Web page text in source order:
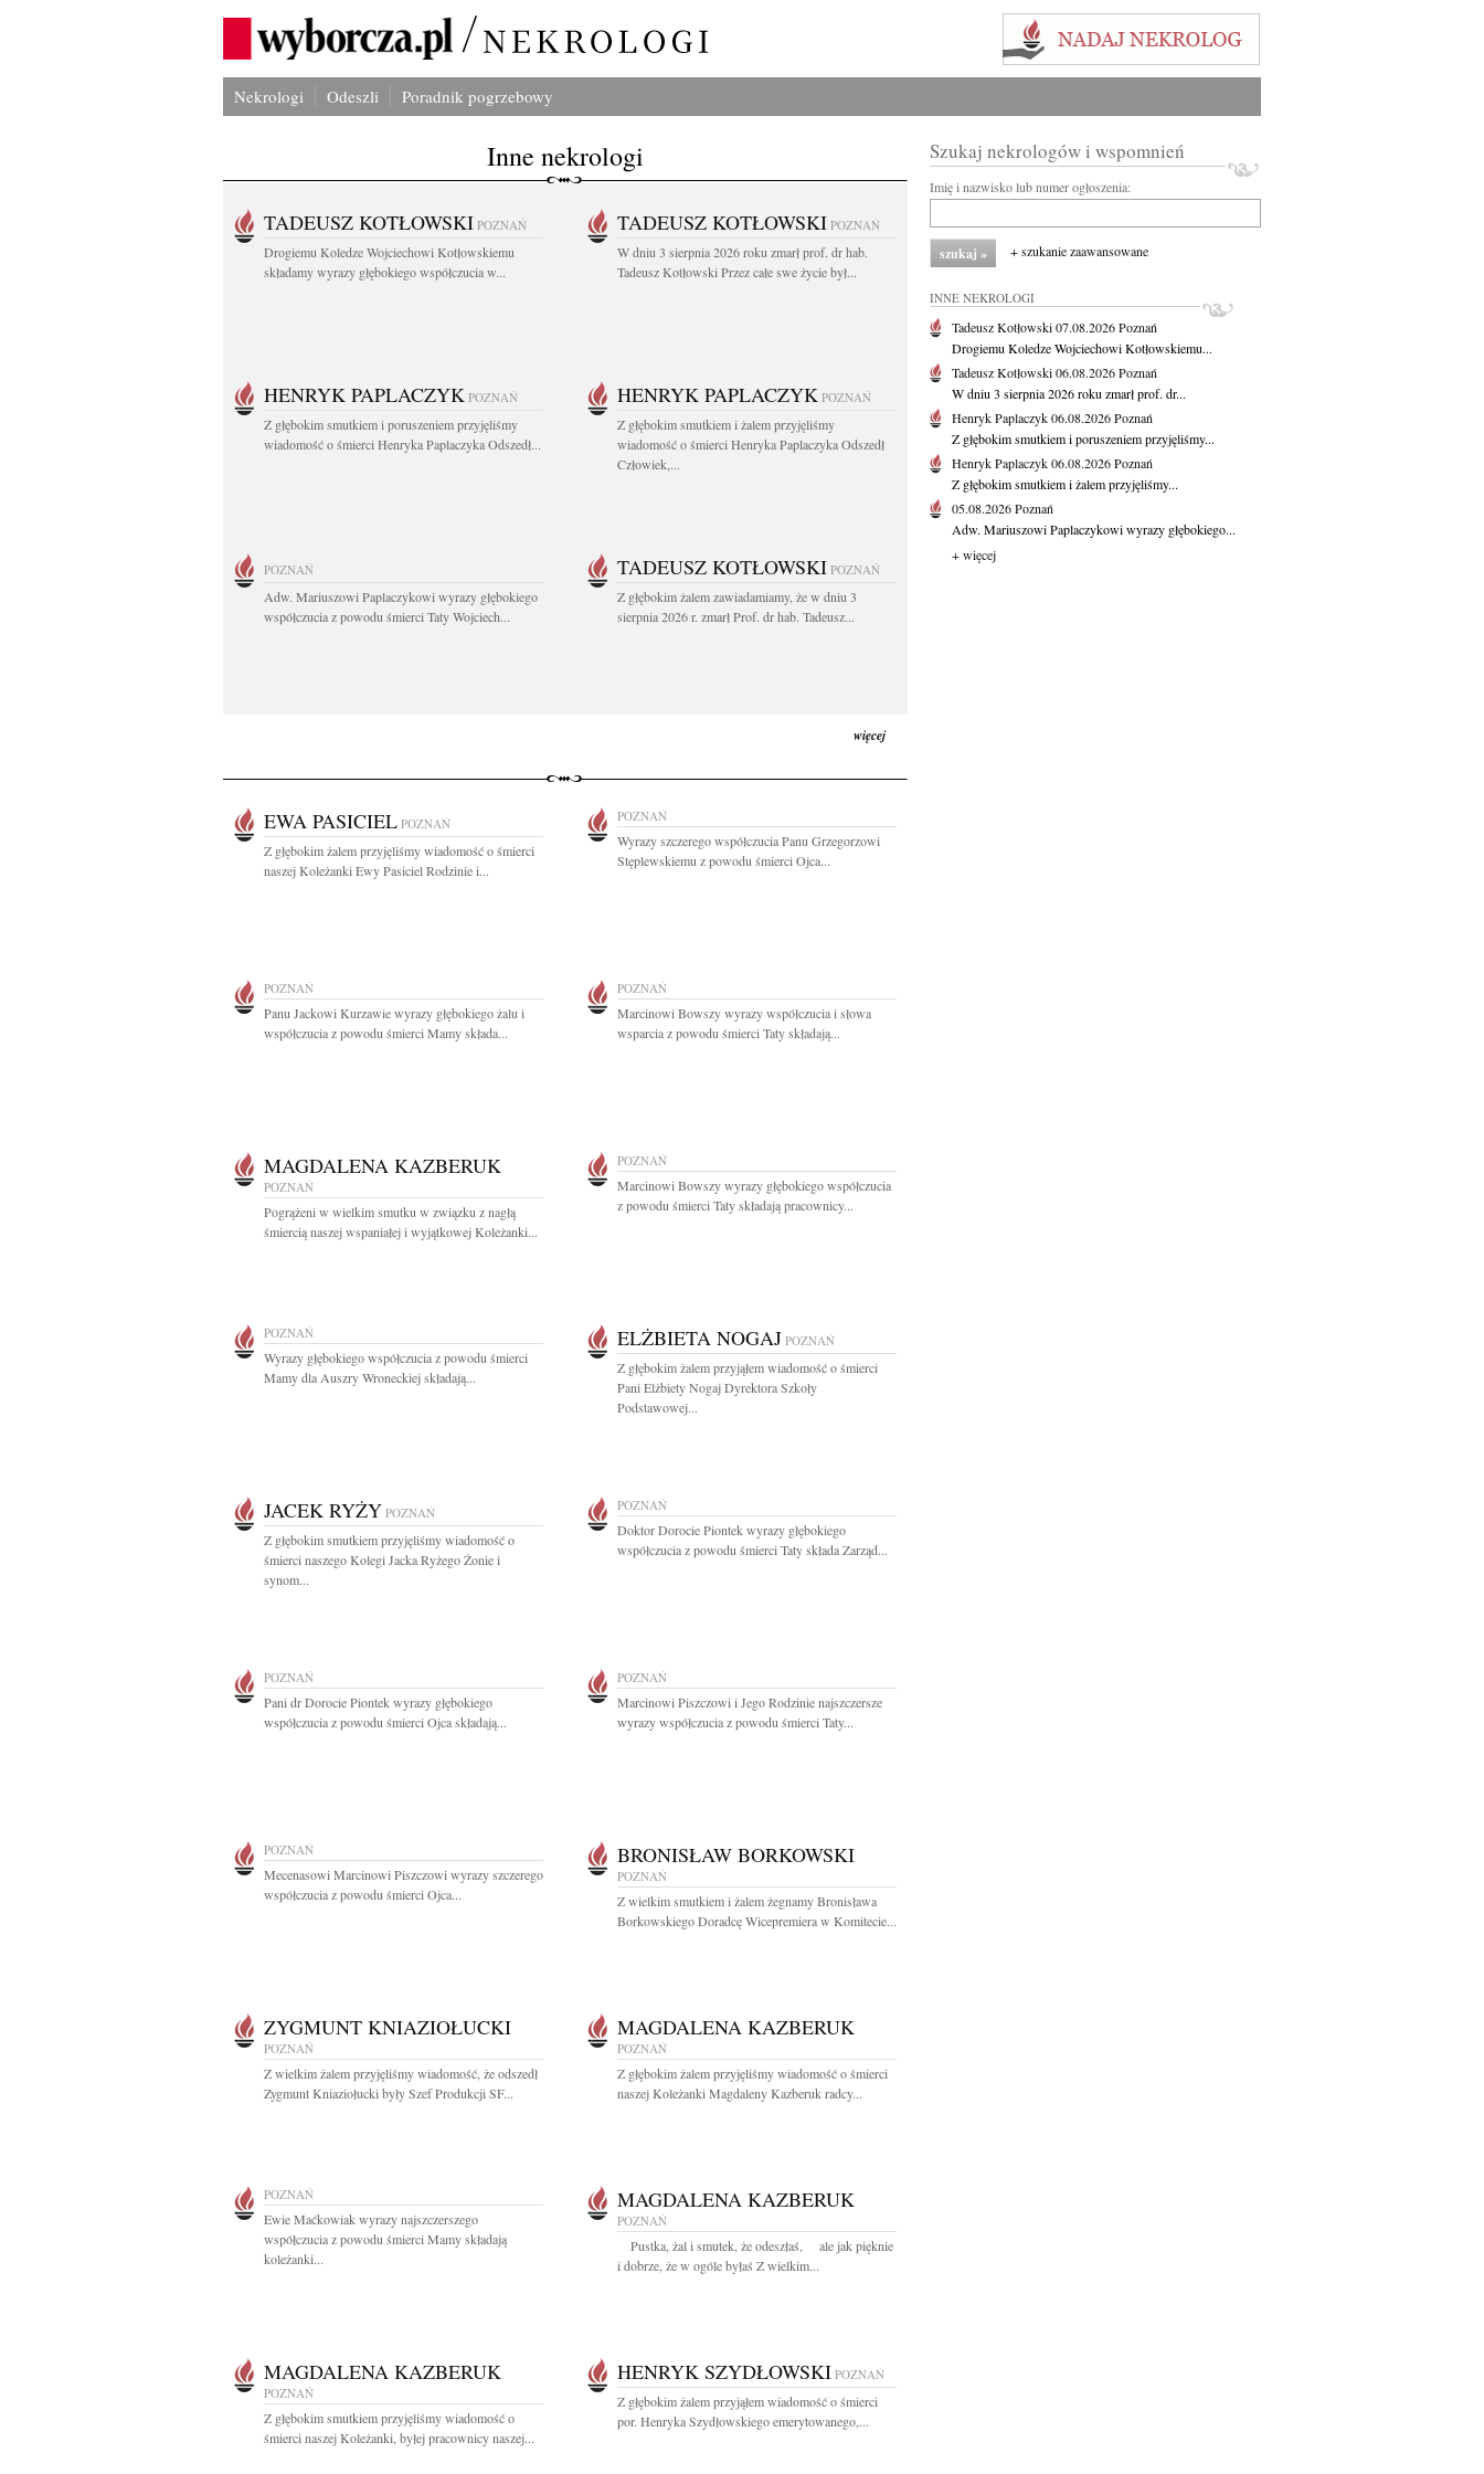
Nekrologi Odeszli Poradnik pogrzebowy
Inne nekrologi
TADEUSZ KOTŁOWSKI POZNAŃ
Drogiemu Koledze Wojciechowi Kotłowskiemu
składamy wyrazy głębokiego współczucia w...
TADEUSZ KOTŁOWSKI POZNAŃ
W dniu 3 sierpnia 2026 roku zmarł prof. dr hab.
Tadeusz Kotłowski Przez całe swe życie był...
HENRYK PAPLACZYK POZNAŃ
Z głębokim smutkiem i poruszeniem przyjęliśmy
wiadomość o śmierci Henryka Paplaczyka Odszedł...
HENRYK PAPLACZYK POZNAŃ
Z głębokim smutkiem i żalem przyjęliśmy
wiadomość o śmierci Henryka Paplaczyka Odszedł
Człowiek,...
POZNAŃ
Adw. Mariuszowi Paplaczykowi wyrazy głębokiego
współczucia z powodu śmierci Taty Wojciech...
TADEUSZ KOTŁOWSKI POZNAŃ
Z głębokim żalem zawiadamiamy, że w dniu 3
sierpnia 2026 r. zmarł Prof. dr hab. Tadeusz...
więcej
EWA PASICIEL POZNAŃ
Z głębokim żalem przyjęliśmy wiadomość o śmierci
naszej Koleżanki Ewy Pasiciel Rodzinie i...
POZNAŃ
Wyrazy szczerego współczucia Panu Grzegorzowi
Stęplewskiemu z powodu śmierci Ojca...
POZNAŃ
Panu Jackowi Kurzawie wyrazy głębokiego żalu i
współczucia z powodu śmierci Mamy składa...
POZNAŃ
Marcinowi Bowszy wyrazy współczucia i słowa
wsparcia z powodu śmierci Taty składają...
MAGDALENA KAZBERUK
POZNAŃ
Pogrążeni w wielkim smutku w związku z nagłą
śmiercią naszej wspaniałej i wyjątkowej Koleżanki...
POZNAŃ
Marcinowi Bowszy wyrazy głębokiego współczucia
z powodu śmierci Taty składają pracownicy...
POZNAŃ
Wyrazy głębokiego współczucia z powodu śmierci
Mamy dla Auszry Wroneckiej składają...
ELŻBIETA NOGAJ POZNAŃ
Z głębokim żalem przyjąłem wiadomość o śmierci
Pani Elżbiety Nogaj Dyrektora Szkoły
Podstawowej...
JACEK RYŻY POZNAŃ
Z głębokim smutkiem przyjęliśmy wiadomość o
śmierci naszego Kolegi Jacka Ryżego Żonie i
synom...
POZNAŃ
Doktor Dorocie Piontek wyrazy głębokiego
współczucia z powodu śmierci Taty składa Zarząd...
POZNAŃ
Pani dr Dorocie Piontek wyrazy głębokiego
współczucia z powodu śmierci Ojca składają...
POZNAŃ
Marcinowi Piszczowi i Jego Rodzinie najszczersze
wyrazy współczucia z powodu śmierci Taty...
POZNAŃ
Mecenasowi Marcinowi Piszczowi wyrazy szczerego
współczucia z powodu śmierci Ojca...
BRONISŁAW BORKOWSKI
POZNAŃ
Z wielkim smutkiem i żalem żegnamy Bronisława
Borkowskiego Doradcę Wicepremiera w Komitecie...
ZYGMUNT KNIAZIOŁUCKI
POZNAŃ
Z wielkim żalem przyjęliśmy wiadomość, że odszedł
Zygmunt Kniaziołucki były Szef Produkcji SF...
MAGDALENA KAZBERUK
POZNAŃ
Z głębokim żalem przyjęliśmy wiadomość o śmierci
naszej Koleżanki Magdaleny Kazberuk radcy...
POZNAŃ
Ewie Maćkowiak wyrazy najszczerszego
współczucia z powodu śmierci Mamy składają
koleżanki...
MAGDALENA KAZBERUK
POZNAŃ
Pustka, żal i smutek, że odeszłaś, ale jak pięknie
i dobrze, że w ogóle byłaś Z wielkim...
MAGDALENA KAZBERUK
POZNAŃ
Z głębokim smutkiem przyjęliśmy wiadomość o
śmierci naszej Koleżanki, byłej pracownicy naszej...
HENRYK SZYDŁOWSKI POZNAŃ
Z głębokim żalem przyjąłem wiadomość o śmierci
por. Henryka Szydłowskiego emerytowanego,...
Szukaj nekrologów i wspomnień
Imię i nazwisko lub numer ogłoszenia:
+ szukanie zaawansowane
INNE NEKROLOGI
Tadeusz Kotłowski07.08.2026Poznań
Drogiemu Koledze Wojciechowi Kotłowskiemu...
Tadeusz Kotłowski06.08.2026Poznań
W dniu 3 sierpnia 2026 roku zmarł prof. dr...
Henryk Paplaczyk06.08.2026Poznań
Z głębokim smutkiem i poruszeniem przyjęliśmy...
Henryk Paplaczyk06.08.2026Poznań
Z głębokim smutkiem i żalem przyjęliśmy...
05.08.2026Poznań
Adw. Mariuszowi Paplaczykowi wyrazy głębokiego...
+ więcej